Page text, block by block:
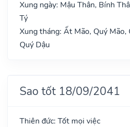
Xung ngày: Mậu Thân, Bính
Tý
Xung tháng: Ất Mão, Quý Mão,
Quý Dậu
Sao tốt 18/09/2041
Thiên đức: Tốt mọi việc